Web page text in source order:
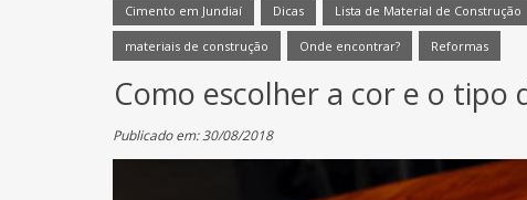
Cimento em Jundiaí Dicas Lista de Material de Construção
materiais de construção Onde encontrar? Reformas
Como escolher a cor e o tipo
Publicado em: 30/08/2018